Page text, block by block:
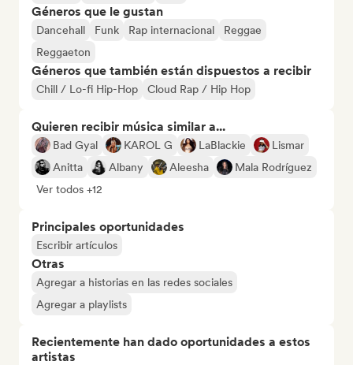
Géneros que le gustan
Dancehall Funk Rap internacional
Reggae
Reggaeton
Géneros que también están dispuestos a recibir
Chill / Lo-fi Hip-Hop Cloud Rap / Hip Hop
Quieren recibir música similar a...
Bad Gyal KAROL G LaBlackie
Lismar
Anitta
Albany Aleesha
Mala Rodríguez
Ver todos +12
Principales oportunidades
Escribir artículos
Otras
Agregar a historias en las redes sociales
Agregar a playlists
Recientemente han dado oportunidades a estos
artistas